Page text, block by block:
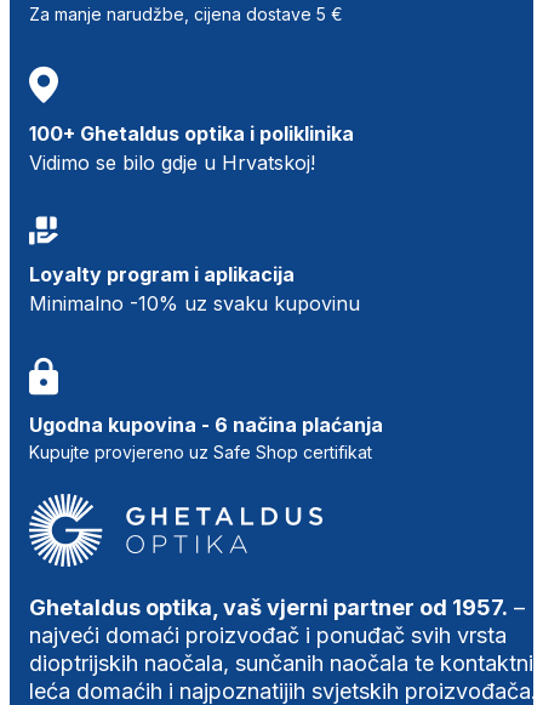
Za manje narudžbe, cijena dostave 5 €
100+ Ghetaldus optika i poliklinika
Vidimo se bilo gdje u Hrvatskoj!
Loyalty program i aplikacija
Minimalno -10% uz svaku kupovinu
Ugodna kupovina - 6 načina plaćanja
Kupujte provjereno uz Safe Shop certifikat
Ghetaldus optika, vaš vjerni partner od 1957. –
najveći domaći proizvođač i ponuđač svih vrsta
dioptrijskih naočala, sunčanih naočala te
leća domaćih i najpoznatijih svjetskih proizvođača.